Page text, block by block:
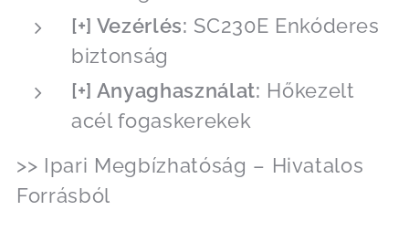
[+] Vezérlés: SC230E Enkóderes
biztonság
[+] Anyaghasználat: Hőkezelt
acél fogaskerekek
>> Ipari Megbízhatóság – Hivatalos
Forrásból